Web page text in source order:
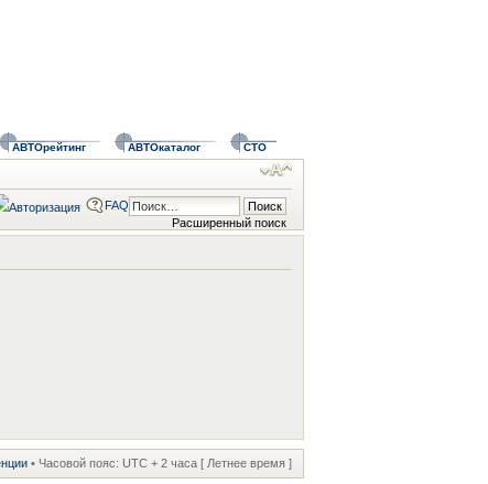
АВТОрейтинг АВТОкаталог СТО
Расширенный поиск
FAQ
• Часовой пояс: UTC + 2 часа [ Летнее время ]